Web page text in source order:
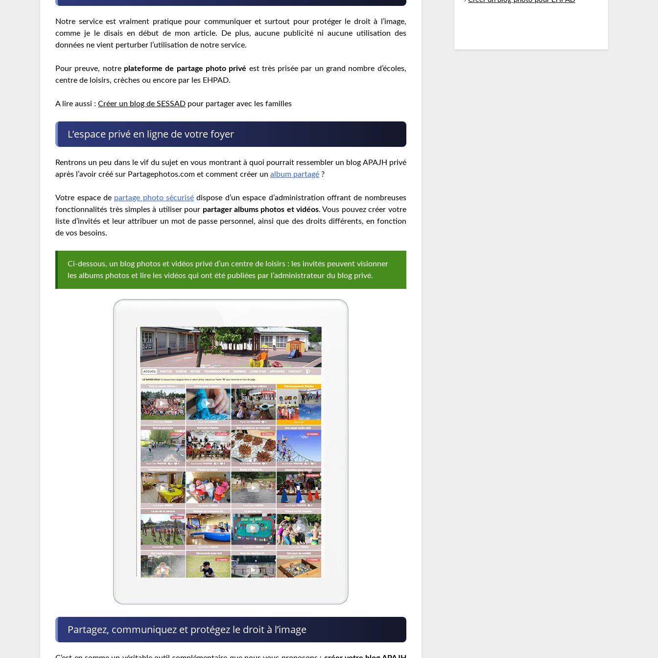
Notre service est vraiment pratique pour communiquer et surtout pour protéger le droit à l’image,
comme je le disais en début de mon article. De plus, aucune publicité ni aucune utilisation des
données ne vient perturber l’utilisation de notre service.
Pour preuve, notre plateforme de partage photo privé est très prisée par un grand nombre d’écoles,
centre de loisirs, crèches ou encore par les EHPAD.
A lire aussi :Créer un blog de SESSAD pour partager avec les familles
L’espace privé en ligne de votre foyer
Rentrons un peu dans le vif du sujet en vous montrant à quoi pourrait ressembler un blog APAJH privé
après l’avoir créé sur Partagephotos.com et comment créer unalbum partagé ?
Votre espace de partage photo sécurisé dispose d’un espace d’administration offrant de nombreuses
fonctionnalités très simples à utiliser pour partager albums photos et vidéos. Vous pouvez créer votre
liste d’invités et leur attribuer un mot de passe personnel, ainsi que des droits différents, en fonction
de vos besoins.
Ci-dessous, un blog photos et vidéos privé d’un centre de loisirs : les invités peuvent visionner
les albums photos et lire les vidéos qui ont été publiées par l’administrateur du blog privé.
Partagez, communiquez et protégez le droit à l’image